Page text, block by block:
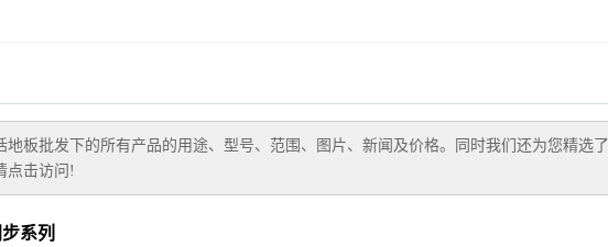
地板批发 下的所有产品的用途、型号、范围、图片、新闻及价格。同时我们还为您精选了
点击访问!
系列